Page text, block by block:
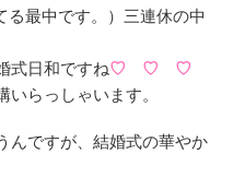
る最中です。）三連休の中
式日和ですね♡ ♡ ♡
らっしゃいます。
んですが、結婚式の華やか